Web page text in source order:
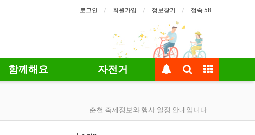
로그인 회원가입 정보찾기 접속 58
함께해요 자전거
춘천 축제정보와 행사 일정 안내입니다.